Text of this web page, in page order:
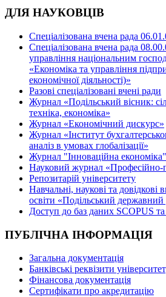
ДЛЯ НАУКОВЦІВ
Спеціалізована вчена рада
Спеціалізована вчена рада
управління національним
«Економіка та управління
економічної діяльності)»
Разові спеціалізовані вчені ради
Журнал «Подільський вісник:
техніка, економіка»
Журнал «Економічний дискурс»
Журнал «Інститут
аналіз в умовах глобалізації»
Журнал "Інноваційна економіка"
Науковий журнал «Професійно-
Репозитарій університету
Навчальні, наукові та
освіти «Подільський державний
Доступ до баз даних SCOPUS
ПУБЛІЧНА ІНФОРМАЦІЯ
Загальна документація
Банківські реквізити
Фінансова документація
Сертифікати про акредитацію